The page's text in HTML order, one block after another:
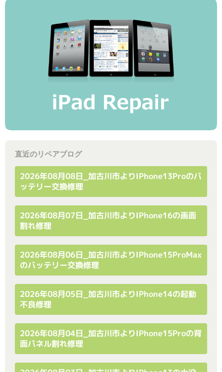
直近のリペアブログ
2026年08月08日_加古川市よりiPhone13Proのバ
ッテリー交換修理
2026年08月07日_加古川市よりiPhone16の画面
割れ修理
2026年08月06日_加古川市よりiPhone15ProMax
のバッテリー交換修理
2026年08月05日_加古川市よりiPhone14の起動
不良修理
2026年08月04日_加古川市よりiPhone15Proの背
面パネル割れ修理